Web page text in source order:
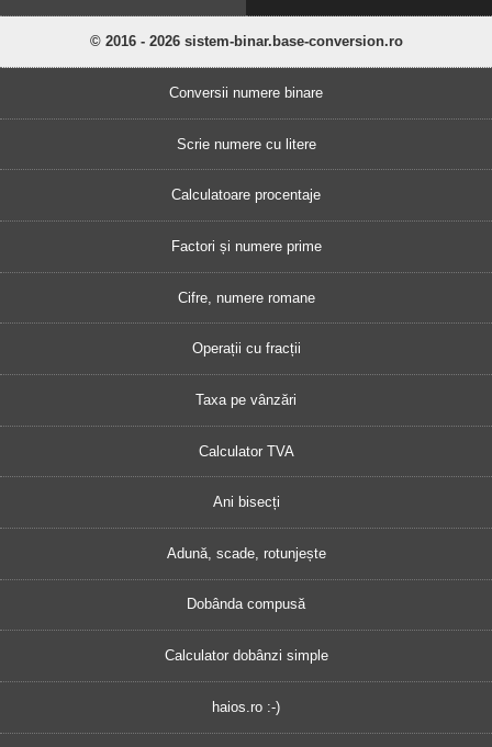
© 2016 - 2026 sistem-binar.base-conversion.ro
Conversii numere binare
Scrie numere cu litere
Calculatoare procentaje
Factori și numere prime
Cifre, numere romane
Operații cu fracții
Taxa pe vânzări
Calculator TVA
Ani bisecți
Adună, scade, rotunjește
Dobânda compusă
Calculator dobânzi simple
haios.ro :-)